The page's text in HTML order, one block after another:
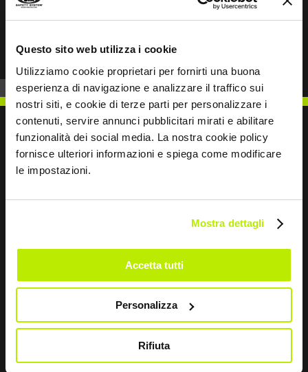
Questo sito web utilizza i cookie
Utilizziamo cookie proprietari per fornirti una buona
esperienza di navigazione e analizzare il traffico sui
nostri siti, e cookie di terze parti per personalizzare i
contenuti, servire annunci pubblicitari mirati e abilitare
funzionalità dei social media. La nostra cookie policy
fornisce ulteriori informazioni e spiega come modificare
le impostazioni.
Mostra dettagli
Accetta tutti
Personalizza
Rifiuta
Prev Next
Restiamo in contatto
Leave
field